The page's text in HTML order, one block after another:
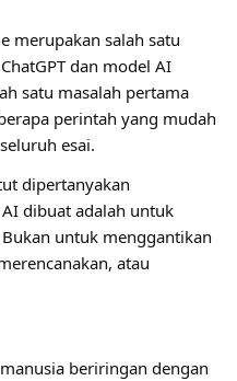
merupakan salah satu
dan model AI
satu masalah pertama
perintah yang mudah
esai.
dipertanyakan
dibuat adalah untuk
untuk menggantikan
atau
beriringan dengan